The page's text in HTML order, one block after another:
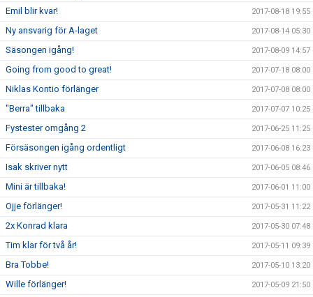
Emil blir kvar! 2017-08-18 19:55
Ny ansvarig för A-laget 2017-08-14 05:30
Säsongen igång! 2017-08-09 14:57
Going from good to great! 2017-07-18 08:00
Niklas Kontio förlänger 2017-07-08 08:00
"Berra" tillbaka 2017-07-07 10:25
Fystester omgång 2 2017-06-25 11:25
Försäsongen igång ordentligt 2017-06-08 16:23
Isak skriver nytt 2017-06-05 08:46
Mini är tillbaka! 2017-06-01 11:00
Ojje förlänger! 2017-05-31 11:22
2x Konrad klara 2017-05-30 07:48
Tim klar för två år! 2017-05-11 09:39
Bra Tobbe! 2017-05-10 13:20
Wille förlänger! 2017-05-09 21:50